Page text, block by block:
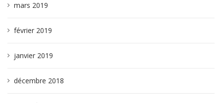
mars 2019
février 2019
janvier 2019
décembre 2018